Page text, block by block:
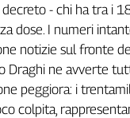
- chi ha tra i
dose. I numeri
notizie sul fronte
Draghi ne avverte
peggiora: i
colpita,